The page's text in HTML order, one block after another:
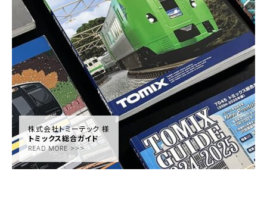
株式会社トミーテック 様
トミックス総合ガイド
READ MORE >>>